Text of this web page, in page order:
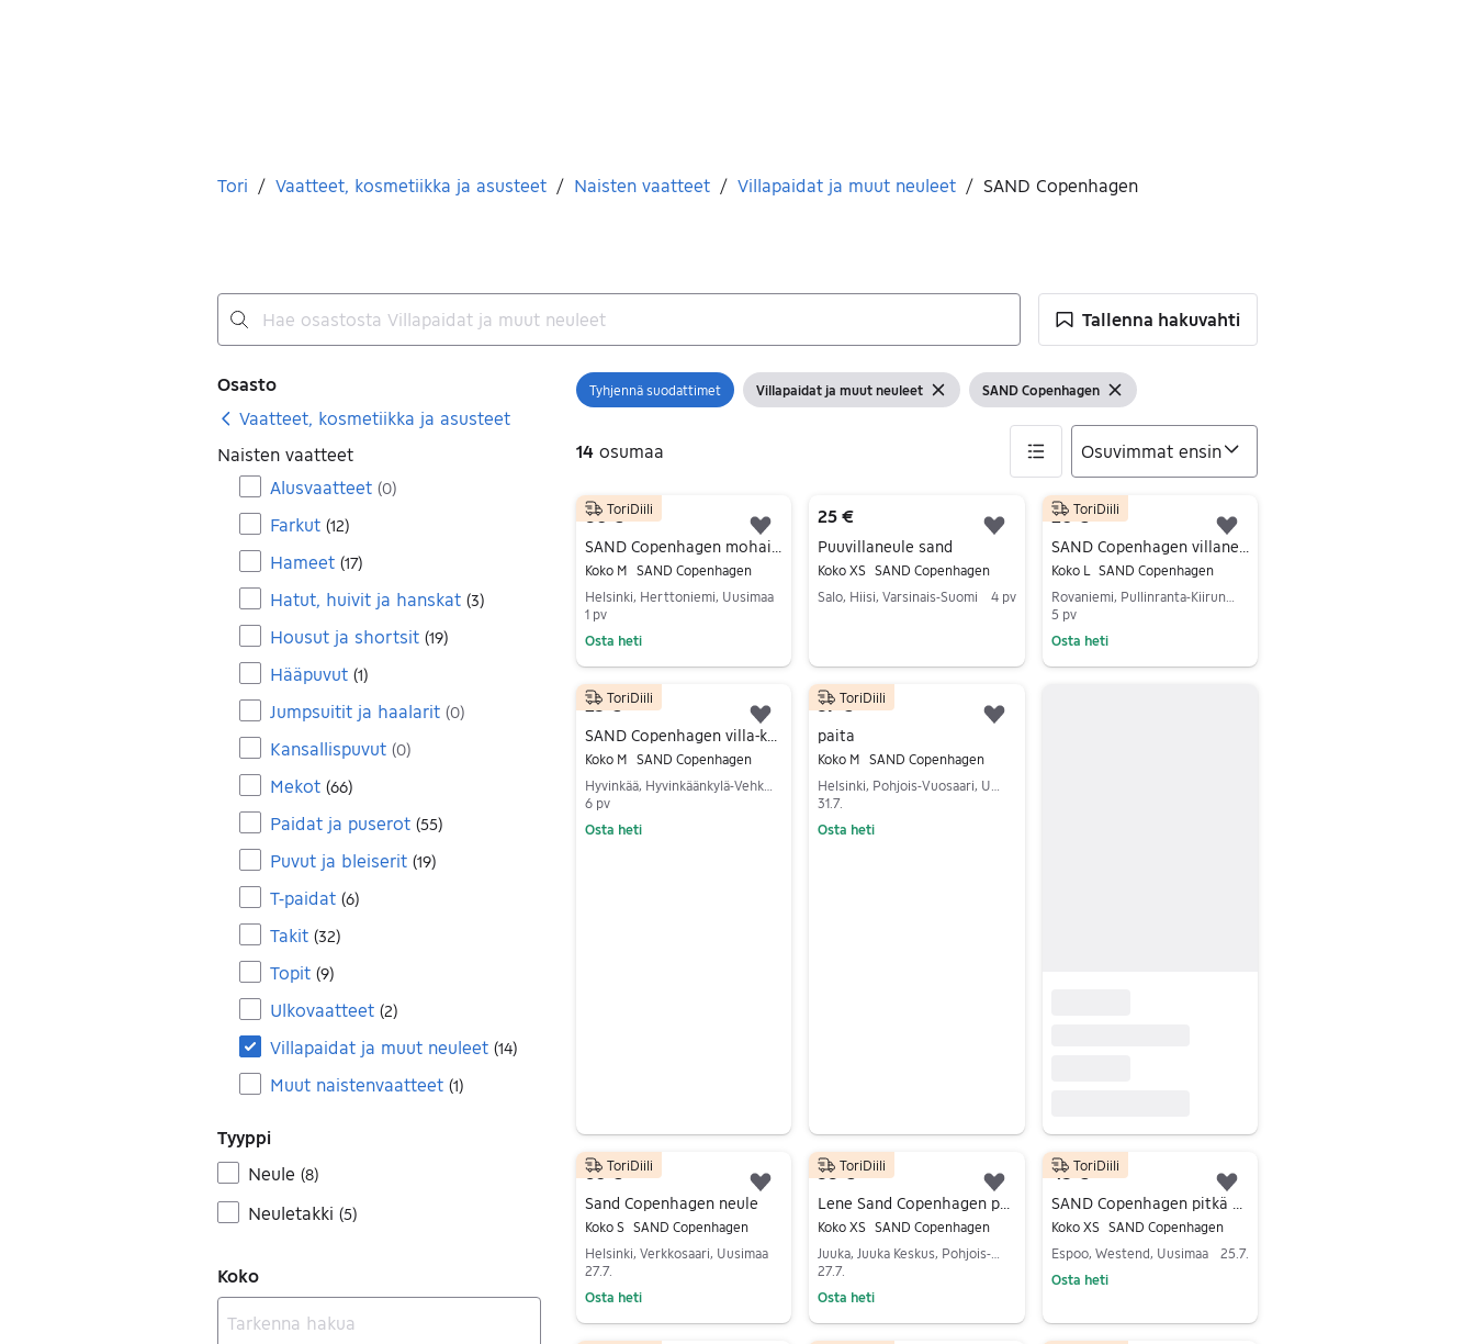
Olet tässä
Tori / Vaatteet, kosmetiikka ja asusteet / Naisten vaatteet / Villapaidat ja muut neuleet / SAND Copenhagen
Tallenna hakuvahti
Suodattimet
Osasto
Vaatteet, kosmetiikka ja asusteet
Naisten vaatteet
Alusvaatteet (0)
Farkut (12)
Hameet (17)
Hatut, huivit ja hanskat (3)
Housut ja shortsit (19)
Hääpuvut (1)
Jumpsuitit ja haalarit (0)
Kansallispuvut (0)
Mekot (66)
Paidat ja puserot (55)
Puvut ja bleiserit (19)
T-paidat (6)
Takit (32)
Topit (9)
Ulkovaatteet (2)
Villapaidat ja muut neuleet (14)
Muut naistenvaatteet (1)
Tyyppi
Neule (8)
Neuletakki (5)
Koko
Avaa suodatin
Tyhjennä suodattimet Näytä suodattimet
Villapaidat ja muut neuleet Tyhjennä suodatinNäytä suodattimet
SAND Copenhagen Tyhjennä suodatin
14osumaa
14 tulos(ta)
80 €
Koko M
SAND Copenhagen
Helsinki, Herttoniemi, Uusimaa
1 pv
Osta heti
ToriDiili
Lisää suosikiksi.
25 €
Puuvillaneule sand
Koko XS SAND Copenhagen
Salo, Hiisi, Varsinais-Suomi
4 pv
Lisää suosikiksi.
20 €
Koko L
SAND Copenhagen
Rovaniemi, Pullinranta-Kiiruna, Lappi
5 pv
Osta heti
ToriDiili
25 €
SAND Copenhagen villa-kashmirneule M harmaa
Koko M
SAND Copenhagen
Hyvinkää, Hyvinkäänkylä-Vehkoja, Uusimaa
6 pv
Osta heti
ToriDiili
Lisää suosikiksi.
37 €
paita
Koko M
SAND Copenhagen
31.7.
Osta heti
ToriDiili
60 €
Sand Copenhagen neule
Koko S SAND Copenhagen
Helsinki, Verkkosaari, Uusimaa
27.7.
Osta heti
ToriDiili
Lisää suosikiksi.
38 €
Koko XS SAND Copenhagen
27.7.
Osta heti
ToriDiili
Lisää suosikiksi.
45 €
Koko XS
SAND Copenhagen
Espoo, Westend, Uusimaa
25.7.
Osta heti
ToriDiili
Siirry ilmoitukseen